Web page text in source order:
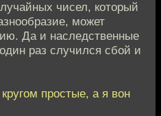
чисел, который
может
Да и наследственные
раз случился сбой и
простые, а я вон